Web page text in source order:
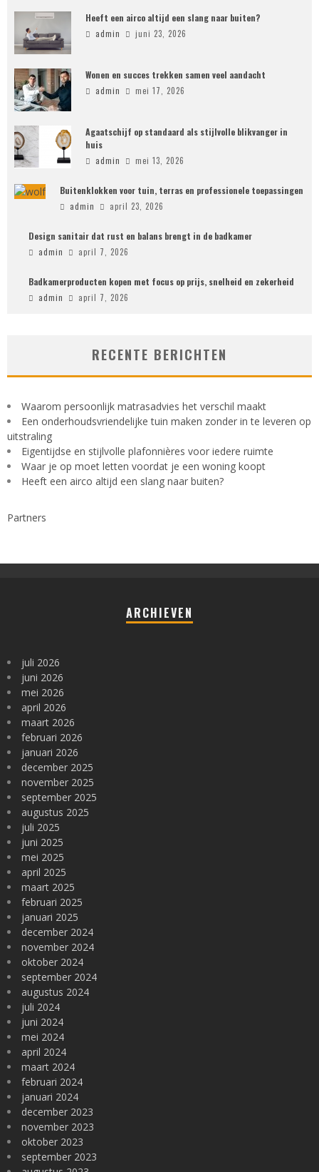
Heeft een airco altijd een slang naar buiten?
admin juni 23, 2026
Wonen en succes trekken samen veel aandacht
admin mei 17, 2026
Agaatschijf op standaard als stijlvolle blikvanger in
huis
admin mei 13, 2026
Buitenklokken voor tuin, terras en professionele toepassingen
admin april 23, 2026
Design sanitair dat rust en balans brengt in de badkamer
admin april 7, 2026
Badkamerproducten kopen met focus op prijs, snelheid en zekerheid
admin april 7, 2026
RECENTE BERICHTEN
Waarom persoonlijk matrasadvies het verschil maakt
Een onderhoudsvriendelijke tuin maken zonder in te leveren op
uitstraling
Eigentijdse en stijlvolle plafonnières voor iedere ruimte
Waar je op moet letten voordat je een woning koopt
Heeft een airco altijd een slang naar buiten?
Partners
ARCHIEVEN
juli 2026
juni 2026
mei 2026
april 2026
maart 2026
februari 2026
januari 2026
december 2025
november 2025
september 2025
augustus 2025
juli 2025
juni 2025
mei 2025
april 2025
maart 2025
februari 2025
januari 2025
december 2024
november 2024
oktober 2024
september 2024
augustus 2024
juli 2024
juni 2024
mei 2024
april 2024
maart 2024
februari 2024
januari 2024
december 2023
november 2023
oktober 2023
september 2023